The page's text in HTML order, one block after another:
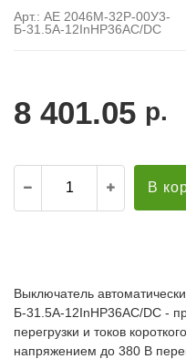
Арт.: АЕ 2046М-32Р-00У3-
Б-31.5А-12InНР36AC/DC
8 401.05 р.
В
Выключатель
Б-31.5А-12InНР36AC/DC -
перегрузки и токов
напряжением до 380 В